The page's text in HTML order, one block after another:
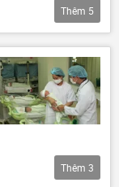
Thêm 5
Thêm 3